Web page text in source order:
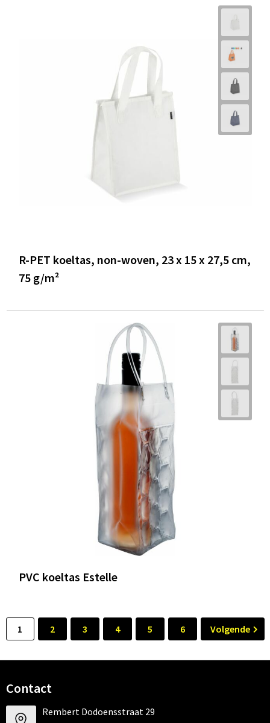
R-PET koeltas, non-woven, 23 x 15 x 27,5 cm,
75 g/m²
PVC koeltas Estelle
1 2 3 4 5 6 Volgende
Contact
Rembert Dodoensstraat 29